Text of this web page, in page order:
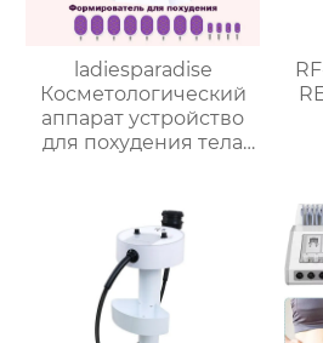
ladiesparadise
Косметологический
аппарат устройство
для похудения тела